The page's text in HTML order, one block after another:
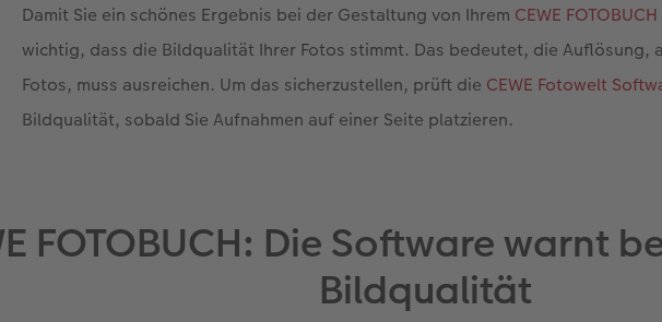
Damit Sie ein schönes Ergebnis bei der Gestaltung von Ihrem CEWE FOTOBUCH
wichtig, dass die Bildqualität Ihrer Fotos stimmt. Das bedeutet, die Auflösung,
Fotos, muss ausreichen. Um das sicherzustellen, prüft die CEWE Fotowelt
Bildqualität, sobald Sie Aufnahmen auf einer Seite platzieren.
FOTOBUCH: Die Software warnt
Bildqualität